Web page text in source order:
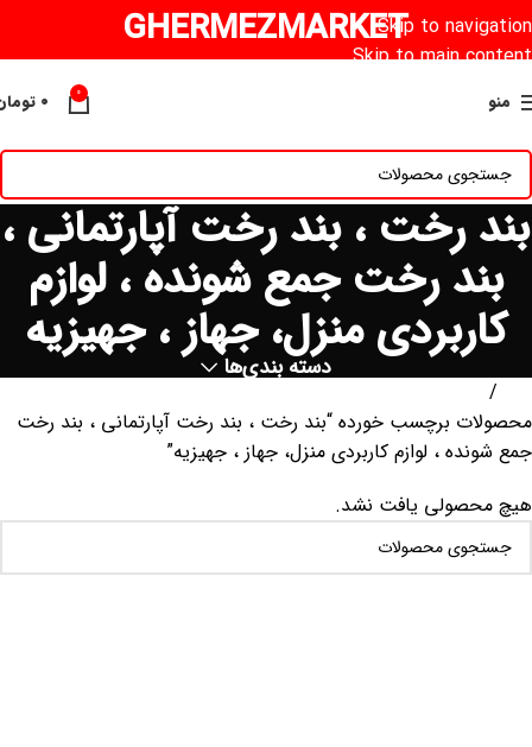
Skip to navigation
Skip to main content
GHERMEZMARKET
منو 0 ۰
بند رخت ، بند رخت آپارتمانی ،
بند رخت جمع شونده ، لوازم
کاربردی منزل، جهاز ، جهیزیه
دسته بندی‌ها
محصولات برچسب خورده “بند رخت ، بند رخت آپارتمانی ، بند رخت
جمع شونده ، لوازم کاربردی منزل، جهاز ، جهیزیه”
هیچ محصولی یافت نشد.